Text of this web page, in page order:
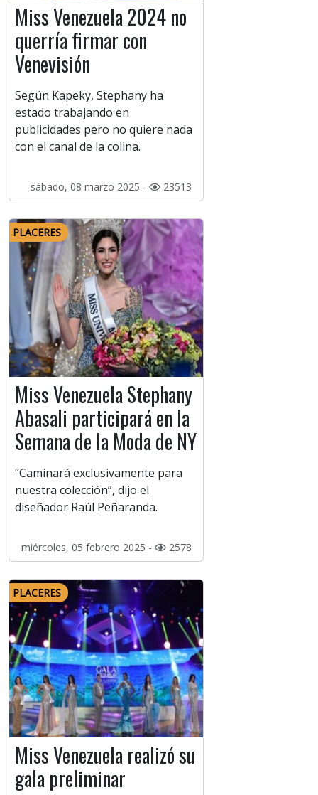
Miss Venezuela 2024 no
querría firmar con
Venevisión
Según Kapeky, Stephany ha
estado trabajando en
publicidades pero no quiere nada
con el canal de la colina.
sábado, 08 marzo 2025 - 23513
PLACERES
Miss Venezuela Stephany
Abasali participará en la
Semana de la Moda de NY
“Caminará exclusivamente para
nuestra colección”, dijo el
diseñador Raúl Peñaranda.
miércoles, 05 febrero 2025 - 2578
PLACERES
Miss Venezuela realizó su
gala preliminar